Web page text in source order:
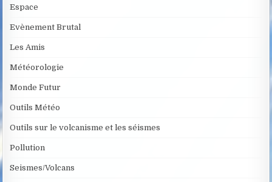
Espace
Evènement Brutal
Les Amis
Météorologie
Monde Futur
Outils Météo
Outils sur le volcanisme et les séismes
Pollution
Seismes/Volcans